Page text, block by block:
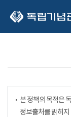
본 정책의 목적은
정보출처를 밝히지